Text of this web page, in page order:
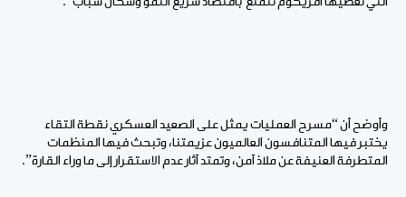
وأوضح أن “مسرح العمليات يمثل على الصعيد العسكري نقطة التقاء
يختبر فيها المتنافسون العالميون عزيمتنا، وتبحث فيها المنظمات
المتطرفة العنيفة عن ملاذ آمن، وتمتد آثار عدم الاستقرار إلى ما وراء القارة”.